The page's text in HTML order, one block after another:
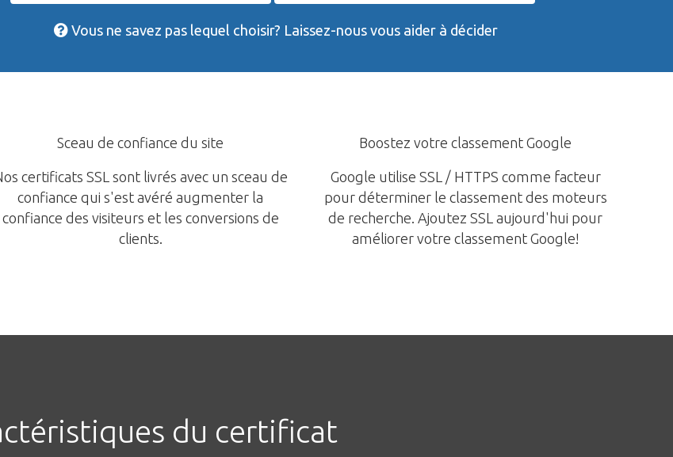
Vous ne savez pas lequel choisir? Laissez-nous vous aider à décider
Sceau de confiance du site
certificats SSL sont livrés avec un sceau de
confiance qui s'est avéré augmenter la
confiance des visiteurs et les conversions de
clients.
Boostez votre classement Google
Google utilise SSL / HTTPS comme facteur
pour déterminer le classement des moteurs
de recherche. Ajoutez SSL aujourd'hui pour
améliorer votre classement Google!
du certificat